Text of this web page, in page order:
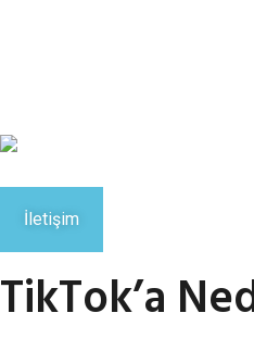
İletişim
TikTok’a